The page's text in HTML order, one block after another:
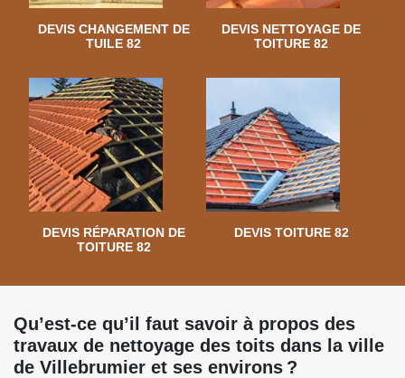
DEVIS CHANGEMENT DE
TUILE 82
DEVIS NETTOYAGE DE
TOITURE 82
DEVIS RÉPARATION DE
TOITURE 82
DEVIS TOITURE 82
Qu’est-ce qu’il faut savoir à propos des
travaux de nettoyage des toits dans la ville
de Villebrumier et ses environs ?